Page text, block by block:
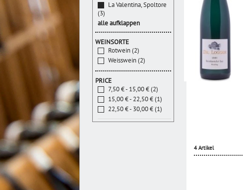
4 Artikel
La Valentina, Spoltore
(3)
alle aufklappen
WEINSORTE
Rotwein (2)
Weisswein (2)
PRICE
7,50 € - 15,00 € (2)
15,00 € - 22,50 € (1)
22,50 € - 30,00 € (1)